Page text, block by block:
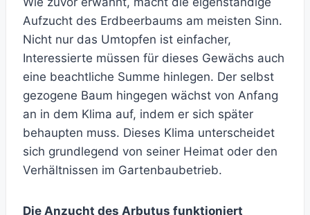
Aufzucht des Erdbeerbaums am meisten Sinn.
Nicht nur das Umtopfen ist einfacher,
Interessierte müssen für dieses Gewächs auch
eine beachtliche Summe hinlegen. Der selbst
gezogene Baum hingegen wächst von Anfang
an in dem Klima auf, indem er sich später
behaupten muss. Dieses Klima unterscheidet
sich grundlegend von seiner Heimat oder den
Verhältnissen im Gartenbaubetrieb.
Die Anzucht des Arbutus funktioniert